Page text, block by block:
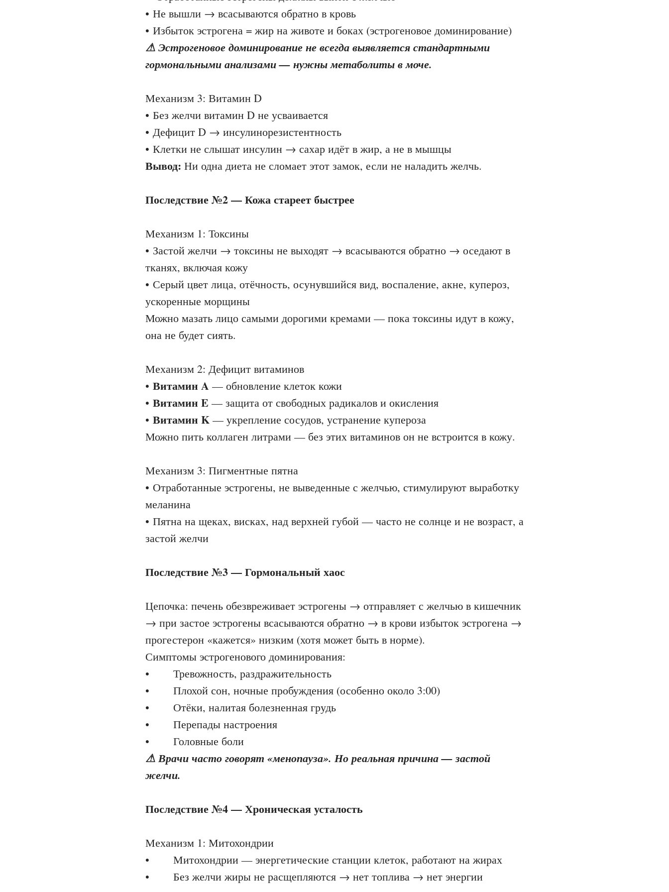
• Не вышли → всасываются обратно в кровь
• Избыток эстрогена = жир на животе и боках (эстрогеновое доминирование)
⚠ Эстрогеновое доминирование не всегда выявляется стандартными
гормональными анализами — нужны метаболиты в моче.
Механизм 3: Витамин D
• Без желчи витамин D не усваивается
• Дефицит D → инсулинорезистентность
• Клетки не слышат инсулин → сахар идёт в жир, а не в мышцы
Вывод: Ни одна диета не сломает этот замок, если не наладить желчь.
Последствие №2 — Кожа стареет быстрее
Механизм 1: Токсины
• Застой желчи → токсины не выходят → всасываются обратно → оседают в
тканях, включая кожу
• Серый цвет лица, отёчность, осунувшийся вид, воспаление, акне, купероз,
ускоренные морщины
Можно мазать лицо самыми дорогими кремами — пока токсины идут в кожу,
она не будет сиять.
Механизм 2: Дефицит витаминов
• Витамин A — обновление клеток кожи
• Витамин E — защита от свободных радикалов и окисления
• Витамин K — укрепление сосудов, устранение купероза
Можно пить коллаген литрами — без этих витаминов он не встроится в кожу.
Механизм 3: Пигментные пятна
• Отработанные эстрогены, не выведенные с желчью, стимулируют выработку
меланина
• Пятна на щеках, висках, над верхней губой — часто не солнце и не возраст, а
застой желчи
Последствие №3 — Гормональный хаос
Цепочка: печень обезвреживает эстрогены → отправляет с желчью в кишечник
→ при застое эстрогены всасываются обратно → в крови избыток эстрогена →
прогестерон «кажется» низким (хотя может быть в норме).
Симптомы эстрогенового доминирования:
• Тревожность, раздражительность
• Плохой сон, ночные пробуждения (особенно около 3:00)
• Отёки, налитая болезненная грудь
• Перепады настроения
• Головные боли
⚠ Врачи часто говорят «менопауза». Но реальная причина — застой
желчи.
Последствие №4 — Хроническая усталость
Механизм 1: Митохондрии
• Митохондрии — энергетические станции клеток, работают на жирах
• Без желчи жиры не расщепляются → нет топлива → нет энергии